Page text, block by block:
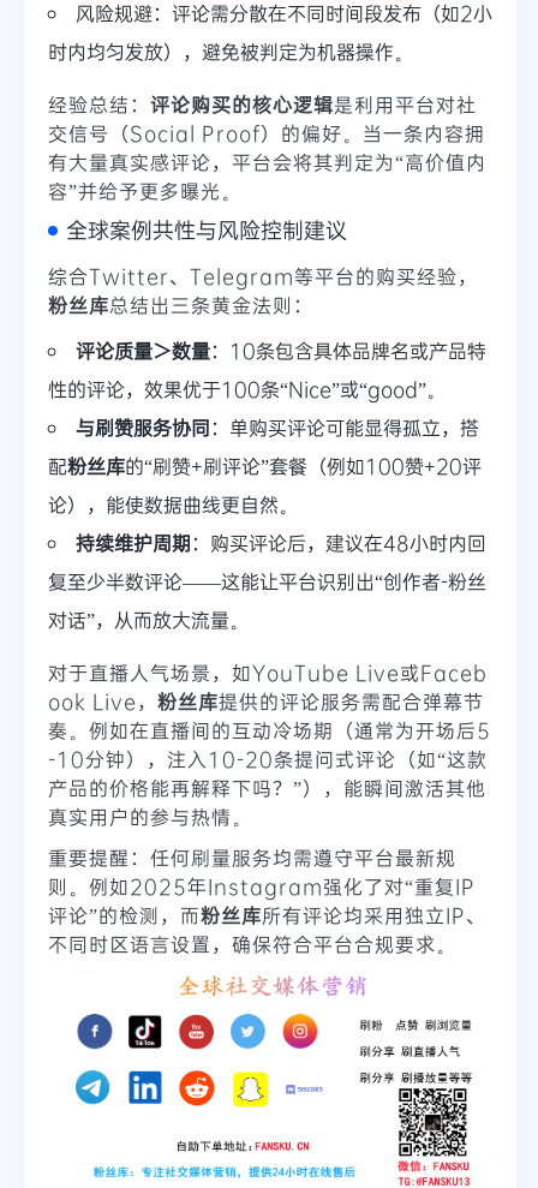
风险规避：评论需分散在不同时间段发布（如2小
时内均匀发放），避免被判定为机器操作。
经验总结： 评论购买的核心逻辑是利用平台对社
交信号（Social Proof）的偏好。当一条内容拥
有大量真实感评论，平台会将其判定为“高价值内
容”并给予更多曝光。
全球案例共性与风险控制建议
综合Twitter、Telegram等平台的购买经验，
粉丝库总结出三条黄金法则：
评论质量＞数量：10条包含具体品牌名或产品特
性的评论，效果优于100条“Nice”或“good”。
与刷赞服务协同：单购买评论可能显得孤立，搭
配粉丝库的“刷赞+刷评论”套餐（例如100赞+20评
论），能使数据曲线更自然。
持续维护周期：购买评论后，建议在48小时内回
复至少半数评论——这能让平台识别出“创作者-粉丝
对话”，从而放大流量。
对于直播人气场景，如YouTube Live或Faceb
ook Live， 粉丝库提供的评论服务需配合弹幕节
奏。例如在直播间的互动冷场期（通常为开场后5
-10分钟），注入10-20条提问式评论（如“这款
产品的价格能再解释下吗？”），能瞬间激活其他
真实用户的参与热情。
重要提醒：任何刷量服务均需遵守平台最新规
则。例如2025年Instagram强化了对“重复IP
评论”的检测，而粉丝库所有评论均采用独立IP、
不同时区语言设置，确保符合平台合规要求。